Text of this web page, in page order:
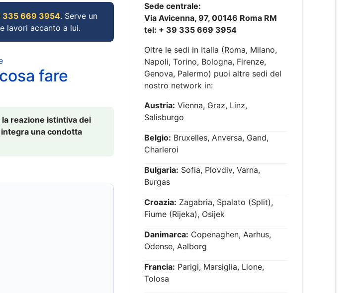
335 669 3954. Serve un
lavori accanto a lui.
fare
reazione istintiva dei
una condotta
Sede centrale:
Via Avicenna, 97, 00146 Roma RM
tel: + 39 335 669 3954
Oltre le sedi in Italia (Roma, Milano,
Napoli, Torino, Bologna, Firenze,
Genova, Palermo) puoi altre sedi del
nostro network in:
Austria: Vienna, Graz, Linz,
Salisburgo
Belgio: Bruxelles, Anversa, Gand,
Charleroi
Bulgaria: Sofia, Plovdiv, Varna,
Burgas
Croazia: Zagabria, Spalato (Split),
Fiume (Rijeka), Osijek
Danimarca: Copenaghen, Aarhus,
Odense, Aalborg
Francia: Parigi, Marsiglia, Lione,
Tolosa